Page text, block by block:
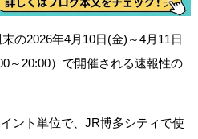
の2026年4月10日(金)～4月11日
～20:00）で開催される速報性の
ント単位で、JR博多シティで使